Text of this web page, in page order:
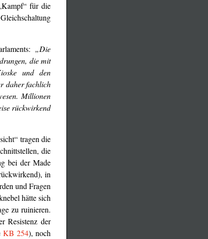
für die
„Die
die mit
und den
daher fachlich
Millionen
rückwirkend
tragen die
die
bei der Made
in
und Fragen
hätte sich
zu ruinieren.
Resistenz der
KB 254), noch